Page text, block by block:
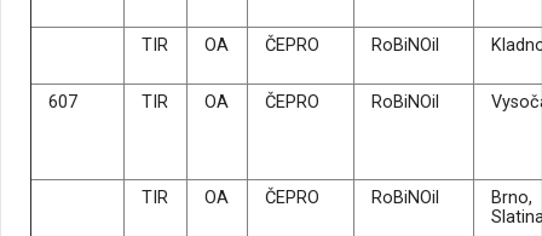
TIR OA ČEPRO RoBiNOil
607 TIR OA ČEPRO RoBiNOil
TIR OA ČEPRO RoBiNOil
Brno,